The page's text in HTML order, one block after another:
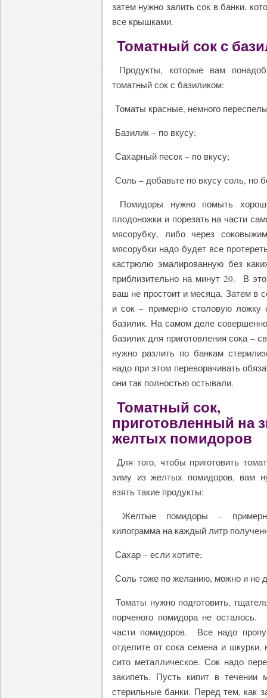
затем нужно залить сок в банки,
все крышками.
Томатный сок с
Продукты, которые вам
томатный сок с базиликом:
Томаты красные, немного
Базилик – по вкусу;
Сахарный песок – по вкусу;
Соль – добавьте по вкусу соль, но
Помидоры нужно помыть
плодоножки и порезать на части
мясорубку, либо через
мясорубки надо будет все
кастрюлю эмалированную без
приблизительно на минут 20. В
ваш не простоит и месяца. Затем в
и сок – примерно столовую ложку
базилик. На самом деле
базилик для приготовления сока –
нужно разлить по банкам
надо при этом переворачивать
они так полностью остывали.
Томатный сок,
приготовленный на
желтых помидоров
Для того, чтобы приготовить
зиму из желтых помидоров, вам
взять такие продукты:
Желтые помидоры –
килограмма на каждый литр
Сахар – если хотите;
Соль тоже по желанию, можно и не
Томаты нужно подготовить,
порченого помидора не
части помидоров. Все надо
отделите от сока семена и шкурки,
сито металлическое. Сок надо
закипеть. Пусть кипит в
стерильные банки. Перед тем, как